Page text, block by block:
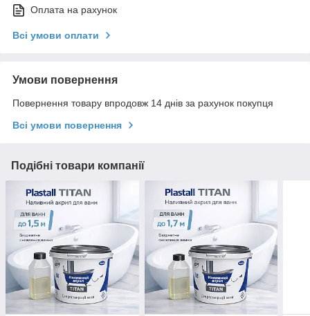
Оплата на рахунок
Всі умови оплати
Умови повернення
Повернення товару впродовж 14 днів за рахунок покупця
Всі умови повернення
Подібні товари компанії